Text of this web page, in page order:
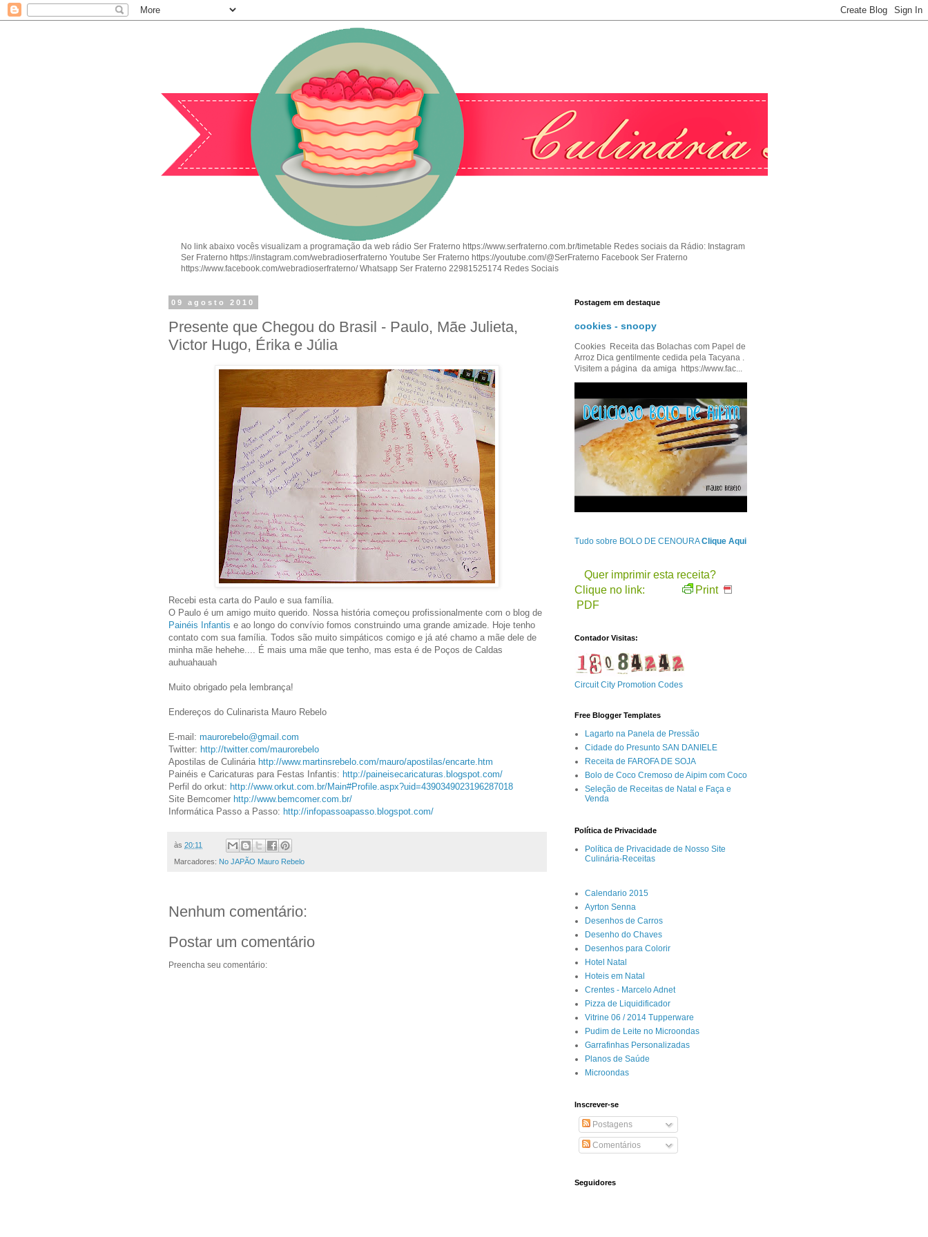
No link abaixo vocês visualizam a programação da web rádio Ser Fraterno https://www.serfraterno.com.br/timetable Redes sociais da Rádio: Instagram
Ser Fraterno https://instagram.com/webradioserfraterno Youtube Ser Fraterno https://youtube.com/@SerFraterno Facebook Ser Fraterno
https://www.facebook.com/webradioserfraterno/ Whatsapp Ser Fraterno 22981525174 Redes Sociais
09 agosto 2010
Presente que Chegou do Brasil - Paulo, Mãe Julieta,
Victor Hugo, Érika e Júlia
Recebi esta carta do Paulo e sua família.
O Paulo é um amigo muito querido. Nossa história começou profissionalmente com o blog de
Painéis Infantis e ao longo do convívio fomos construindo uma grande amizade. Hoje tenho
contato com sua família. Todos são muito simpáticos comigo e já até chamo a mãe dele de
minha mãe hehehe.... É mais uma mãe que tenho, mas esta é de Poços de Caldas
auhuahauah
Muito obrigado pela lembrança!
Endereços do Culinarista Mauro Rebelo
E-mail: maurorebelo@gmail.com
Twitter: http://twitter.com/maurorebelo
Apostilas de Culinária http://www.martinsrebelo.com/mauro/apostilas/encarte.htm
Painéis e Caricaturas para Festas Infantis: http://paineisecaricaturas. blogspot.com/
Perfil do orkut: http://www.orkut.com.br/Main#Profile.aspx?uid=4390349023196287018
Site Bemcomer http://www.bemcomer.com.br/
Informática Passo a Passo: http://infopassoapasso.blogspot.com/
às 20:11
Marcadores: No JAPÃO Mauro Rebelo
Nenhum comentário:
Postar um comentário
Preencha seu comentário:
Postagem em destaque
cookies - snoopy
Cookies Receita das Bolachas com Papel de
Arroz Dica gentilmente cedida pela Tacyana .
Visitem a página da amiga https://www.fac...
Tudo sobre BOLO DE CENOURAClique Aqui
Quer imprimir esta receita?
Clique no link:
Print
PDF
Contador Visitas:
Circuit City Promotion Codes
Free Blogger Templates
Lagarto na Panela de Pressão
Cidade do Presunto SAN DANIELE
Receita de FAROFA DE SOJA
Bolo de Coco Cremoso de Aipim com Coco
Seleção de Receitas de Natal e Faça e
Venda
Política de Privacidade
Política de Privacidade de Nosso Site
Culinária-Receitas
Calendario 2015
Ayrton Senna
Desenhos de Carros
Desenho do Chaves
Desenhos para Colorir
Hotel Natal
Hoteis em Natal
Crentes - Marcelo Adnet
Pizza de Liquidificador
Vitrine 06 / 2014 Tupperware
Pudim de Leite no Microondas
Garrafinhas Personalizadas
Planos de Saúde
Microondas
Inscrever-se
Postagens
Comentários
Seguidores